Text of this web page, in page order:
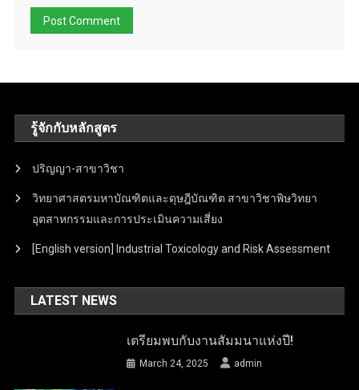
รู้จักกับหลักสูตร
ปริญญา-สาขาวิชา
วิทยาศาสตรมหาบัณฑิตและดุษฎีบัณฑิต สาขาวิชาพิษวิทยา
อุตสาหกรรมและการประเมินความเสี่ยง
[English version] Industrial Toxicology and Risk Assessment
LATEST NEWS
เตรียมพบกับงานสัมมนาแห่งปี!
March 24, 2025 admin